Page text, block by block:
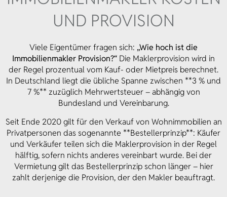
UND PROVISION
Viele Eigentümer fragen sich: „Wie hoch ist die
Immobilienmakler Provision?“ Die Maklerprovision wird in
der Regel prozentual vom Kauf- oder Mietpreis berechnet.
In Deutschland liegt die übliche Spanne zwischen **3 % und
7 %** zuzüglich Mehrwertsteuer – abhängig von
Bundesland und Vereinbarung.
Seit Ende 2020 gilt für den Verkauf von Wohnimmobilien an
Privatpersonen das sogenannte **Bestellerprinzip**: Käufer
und Verkäufer teilen sich die Maklerprovision in der Regel
hälftig, sofern nichts anderes vereinbart wurde. Bei der
Vermietung gilt das Bestellerprinzip schon länger – hier
zahlt derjenige die Provision, der den Makler beauftragt.